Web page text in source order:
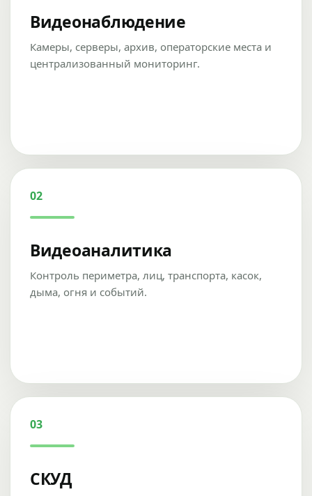
Видеонаблюдение
Камеры, серверы, архив, операторские места и
централизованный мониторинг.
02
Видеоаналитика
Контроль периметра, лиц, транспорта, касок,
дыма, огня и событий.
03
СКУД